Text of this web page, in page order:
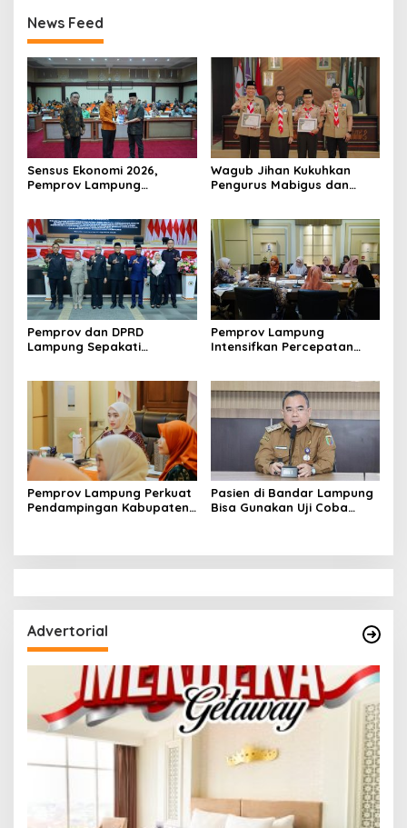
News Feed
Sensus Ekonomi 2026,
Pemprov Lampung
Tepat Sasaran
Wagub Jihan Kukuhkan
Pengurus Mabigus dan
Perkuat Karakter Generasi
Muda
Pemprov dan DPRD
Lampung Sepakati
Pemprov Lampung
Intensifkan Percepatan
Pemprov Lampung Perkuat
Pendampingan Kabupaten
Pasien di Bandar Lampung
Bisa Gunakan Uji Coba
Advertorial